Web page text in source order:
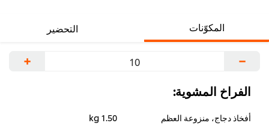
مرقة الفراخ من كنور هتقوي نكهة الرز بالزعفران اللي هنقدمه
مع صلصة كريمة الثوم.
المكوّنات التحضير
الفراخ المشوية:
أفخاذ دجاج، منزوعة العظم
1.50 kg